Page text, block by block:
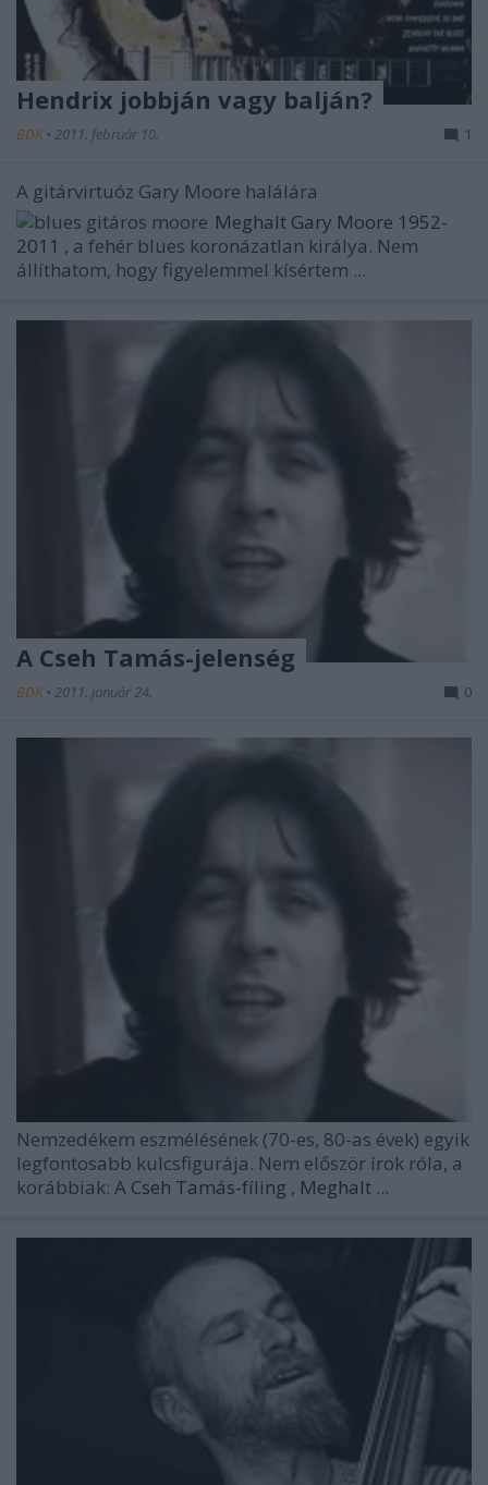
Hendrix jobbján vagy balján?
BDK • 2011. február 10. 1
A gitárvirtuóz Gary Moore halálára
Meghalt Gary Moore 1952-
2011 , a fehér blues koronázatlan királya. Nem
állíthatom, hogy figyelemmel kísértem ...
A Cseh Tamás-jelenség
BDK • 2011. január 24. 0
Nemzedékem eszmélésének (70-es, 80-as évek) egyik
legfontosabb kulcsfigurája. Nem először írok róla, a
korábbiak: A Cseh Tamás-fíling , Meghalt ...